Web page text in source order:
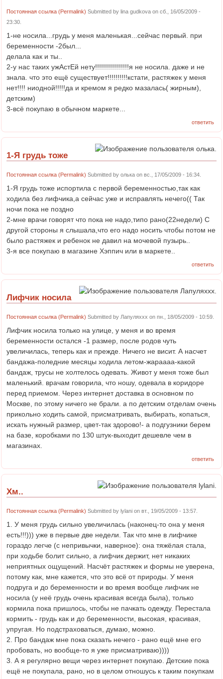
Постоянная ссылка (Permalink) Submitted by lina gudkova on сб., 16/05/2009 -
23:30.
1-не носила...грудь у меня маленькая...сейчас первый. при
беременности -2был...
делала как и ты..
2-у нас таких ужАстЕй нету!!!!!!!!!!!!!!!!!я не носила. даже и не
знала. что это ещё существует!!!!!!!!!!кстати, растяжек у меня
нет!!!! ниодной!!!!!да и кремом я редко мазалась( жирным),
детским)
3-всё покупаю в обычном маркете...
ответить
1-Я грудь тоже
Постоянная ссылка (Permalink) Submitted by олька on вс., 17/05/2009 - 16:34.
1-Я грудь тоже испортила с первой беременностью,так как
ходила без лифчика,а сейчас уже и исправлять нечего(( Так
ночи пока не поздно
2-мне врачи говорят что пока не надо,типо рано(22недели) С
другой стороны я слышала,что его надо носить чтобы потом не
было растяжек и ребенок не давил на мочевой пузырь..
3-я все покупаю в магазине Хэппич или в маркете..
ответить
Лифчик носила
Постоянная ссылка (Permalink) Submitted by Лапуляxxx on пн., 18/05/2009 - 10:59.
Лифчик носила только на улице, у меня и во время
беременности остался -1 размер, после родов чуть
увеличилась, теперь как и прежде. Ничего не висит. А насчет
бандажа-поледние месяцы ходила летом-жараааа-какой
бандаж, трусы не холтелось одевать. Живот у меня тоже был
маленький. врачам говорила, что ношу, одевала в коридоре
перед приемом. Через интернет доставка в основном по
Москве, по этому ничего не брали. а по детским отделам очень
прикольно ходить самой, присматривать, выбирать, копаться,
искать нужный размер, цвет-так здорово!- а подгузники берем
на базе, коробками по 130 штук-выходит дешевле чем в
магазинах.
ответить
Хм..
Постоянная ссылка (Permalink) Submitted by lylani on вт., 19/05/2009 - 13:57.
1. У меня грудь сильно увеличилась (наконец-то она у меня
есть!!!))) уже в первые две недели. Так что мне в лифчике
гораздо легче (с непривычки, наверное): она тяжёлая стала,
при ходьбе болит сильно, а лифчик держит, нет никаких
неприятных ощущений. Насчёт растяжек и формы не уверена,
потому как, мне кажется, что это всё от природы. У меня
подруга и до беременности и во время вообще лифчик не
носила (у неё грудь очень красивая всегда была), только
кормила пока пришлось, чтобы не пачкать одежду. Перестала
кормить - грудь как и до беременности, высокая, красивая,
упругая. Но подстраховаться, думаю, можно.
2. Про бандаж мне пока сказать нечего - рано ещё мне его
пробовать, но вообще-то я уже присматриваю))))
3. А я регулярно вещи через интернет покупаю. Детские пока
ещё не покупала, рано, но в целом отношусь к таким покупкам